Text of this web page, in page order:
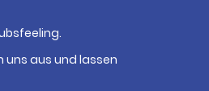
uns aus und lassen